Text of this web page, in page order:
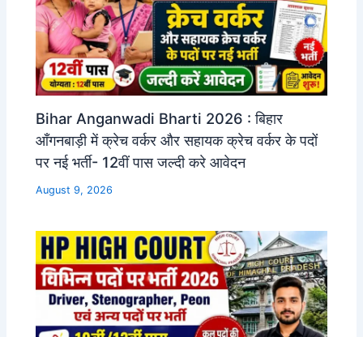
Bihar Anganwadi Bharti 2026 : बिहार
आँगनबाड़ी में क्रेच वर्कर और सहायक क्रेच वर्कर के पदों
पर नई भर्ती- 12वीं पास जल्दी करे आवेदन
August 9, 2026